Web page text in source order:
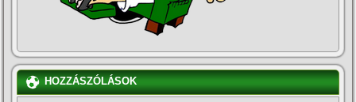
HOZZÁSZÓLÁSOK